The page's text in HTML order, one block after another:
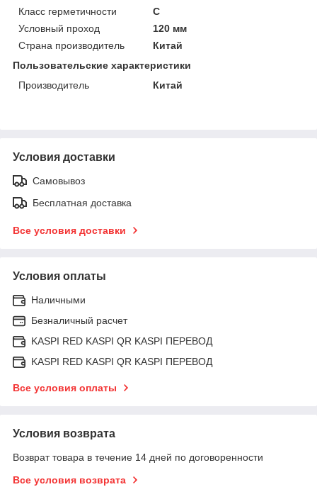
Класс герметичности
С
Условный проход
120 мм
Страна производитель
Китай
Пользовательские характеристики
Производитель
Китай
Условия доставки
Самовывоз
Бесплатная доставка
Все условия доставки
Условия оплаты
Наличными
Безналичный расчет
KASPI RED KASPI QR KASPI ПЕРЕВОД
KASPI RED KASPI QR KASPI ПЕРЕВОД
Все условия оплаты
Условия возврата
Возврат товара в течение 14 дней по договоренности
Все условия возврата